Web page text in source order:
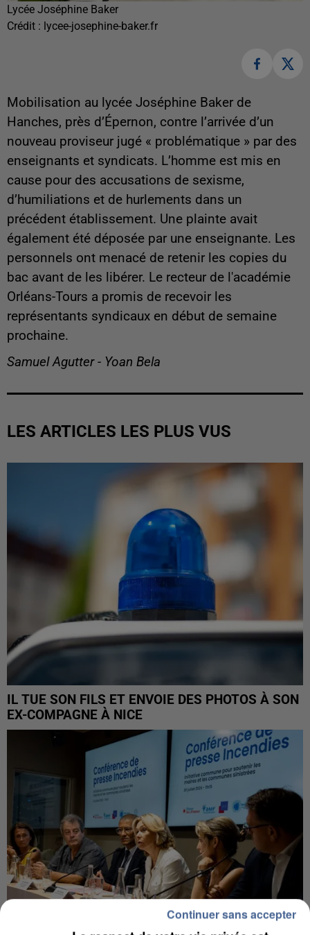
Lycée Joséphine Baker
Crédit : lycee-josephine-baker.fr
Mobilisation au lycée Joséphine Baker de
Hanches, près d’Épernon, contre l’arrivée d’un
nouveau proviseur jugé « problématique » par des
enseignants et syndicats. L’homme est mis en
cause pour des accusations de sexisme,
d’humiliations et de hurlements dans un
précédent établissement. Une plainte avait
également été déposée par une enseignante. Les
personnels ont menacé de retenir les copies du
bac avant de les libérer. Le recteur de l'académie
Orléans-Tours a promis de recevoir les
représentants syndicaux en début de semaine
prochaine.
Samuel Agutter - Yoan Bela
LES ARTICLES LES PLUS VUS
IL TUE SON FILS ET ENVOIE DES PHOTOS À SON
EX-COMPAGNE À NICE
Continuer sans accepter